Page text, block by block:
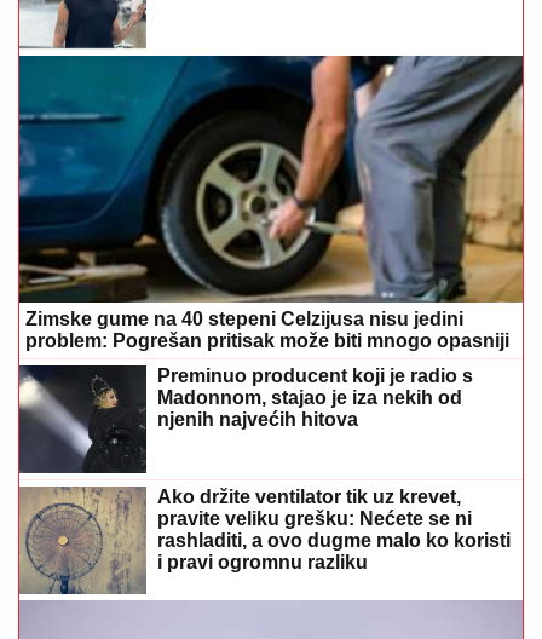
Zimske gume na 40 stepeni Celzijusa nisu jedini
problem: Pogrešan pritisak može biti mnogo opasniji
Preminuo producent koji je radio s
Madonnom, stajao je iza nekih od
njenih najvećih hitova
Ako držite ventilator tik uz krevet,
pravite veliku grešku: Nećete se ni
rashladiti, a ovo dugme malo ko koristi
i pravi ogromnu razliku